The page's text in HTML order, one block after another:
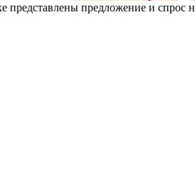
представлены предложение и спрос